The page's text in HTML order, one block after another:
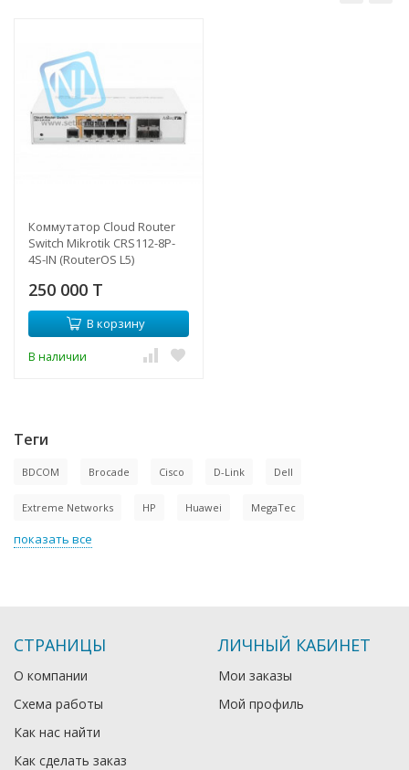
Коммутатор Cloud Router
Switch Mikrotik CRS112-8P-
4S-IN (RouterOS L5)
250 000 T
В корзину
В наличии
Теги
BDCOM Brocade Cisco D-Link Dell
Extreme Networks HP Huawei MegaTec
показать все
СТРАНИЦЫ
О компании
Схема работы
Как нас найти
Как сделать заказ
ЛИЧНЫЙ КАБИНЕТ
Мои заказы
Мой профиль